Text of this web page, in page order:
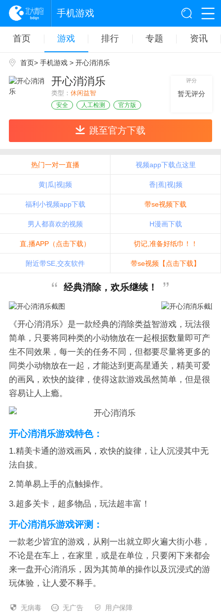
手机游戏
首页 游戏 排行 专题 资讯
首页> 手机游戏> 开心消消乐
开心消消乐
类型： 休闲益智
安全 人工检测 官方版
评分
暂无评分
跳至官方下载
热门一对一直播 视频app下载点这里
黄|瓜|视|频 香|蕉|视|频
福利小视频app下载 带se视频下载
男人都喜欢的视频 H漫画下载
直,播APP（点击下载） 切记,准备好纸巾！！
附近带SE,交友软件 带se视频【点击下载】
经典消除，欢乐继续！
《开心消消乐》是一款经典的消除类益智游戏，玩法很
简单，只要将同种类的小动物放在一起根据数量即可产
生不同效果，每一关的任务不同，但都要尽量将更多的
同类小动物放在一起，才能达到更高星通关，精美可爱
的画风，欢快的旋律，使得这款游戏虽然简单，但是很
容易让人上瘾。
开心消消乐游戏特色：
1.精美卡通的游戏画风，欢快的旋律，让人沉浸其中无
法自拔。
2.简单易上手的点触操作。
3.超多关卡，超多物品，玩法超丰富！
开心消消乐游戏评测：
一款老少皆宜的游戏，从刚一出就立即火遍大街小巷，
不论是在车上，在家里，或是在单位，只要闲下来都会
来一盘开心消消乐，因为其简单的操作以及沉浸式的游
玩体验，让人爱不释手。
无病毒 无广告 用户保障